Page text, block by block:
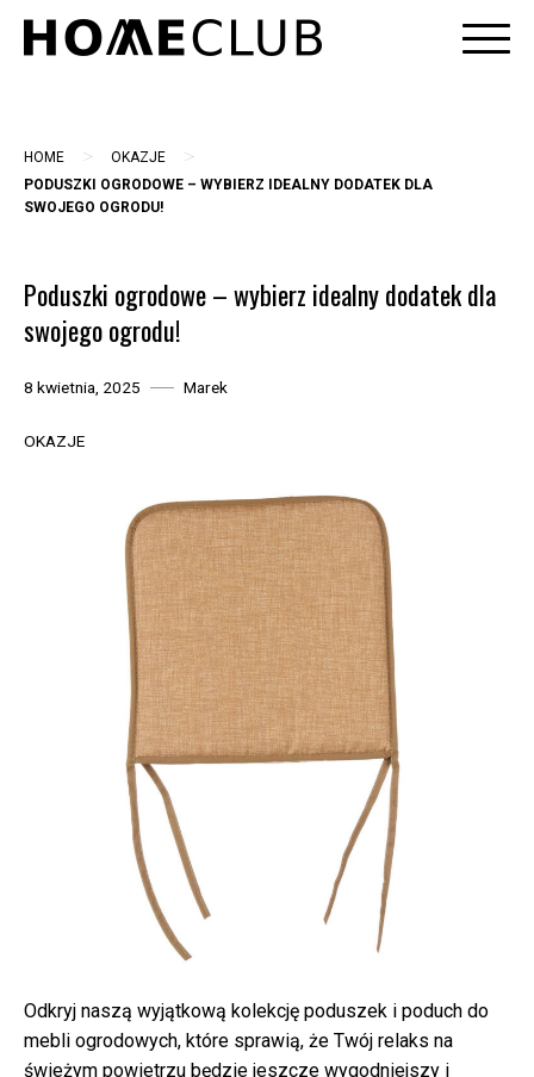
Skip
HOME > OKAZJE >
PODUSZKI OGRODOWE – WYBIERZ IDEALNY DODATEK DLA
SWOJEGO OGRODU!
Poduszki ogrodowe – wybierz idealny dodatek dla
swojego ogrodu!
8 kwietnia, 2025 Marek
OKAZJE
Odkryj naszą wyjątkową kolekcję poduszek i poduch do
mebli ogrodowych, które sprawią, że Twój relaks na
świeżym powietrzu będzie jeszcze wygodniejszy i